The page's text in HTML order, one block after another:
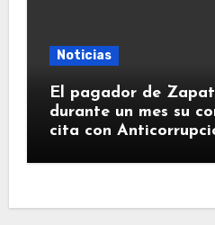
Noticias
El pagador de
durante un mes su
cita con